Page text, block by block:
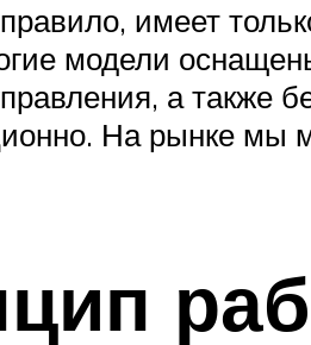
имеет
модели
а также
На рынке мы